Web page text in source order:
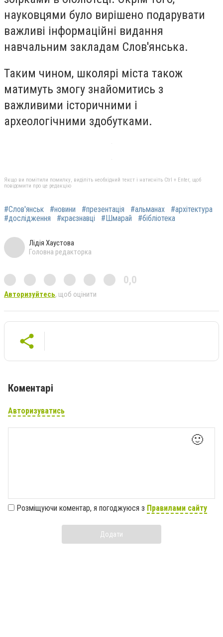
науковцями було вирішено подарувати
важливі інформаційні видання
навчальним закладам Слов'янська.
Таким чином, школярі міста також
матимуть змогу знайомитись з
важливими історичними і
археологічними здобутками.
Якщо ви помітили помилку, виділіть необхідний текст і натисніть Ctrl + Enter, щоб
повідомити про це редакцію
#Слов'янськ #новини #презентація #альманах
#архітектура
#дослідження
#краєзнавці #Шмарай #бібліотека
Лідія Хаустова
Головна редакторка
0,0
Авторизуйтесь, щоб оцінити
Коментарі
Авторизуватись
🙂
Розміщуючи коментар, я погоджуюся з Правилами сайту
Додати